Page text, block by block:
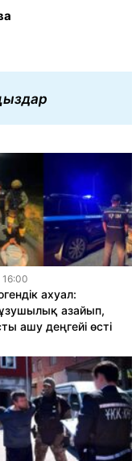
ахуал:
азайып,
ашу деңгейі өсті